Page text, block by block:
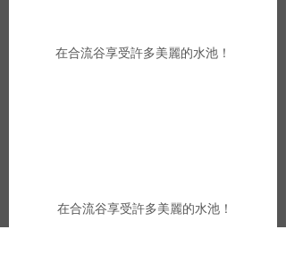
在合流谷享受許多美麗的水池！
在合流谷享受許多美麗的水池！